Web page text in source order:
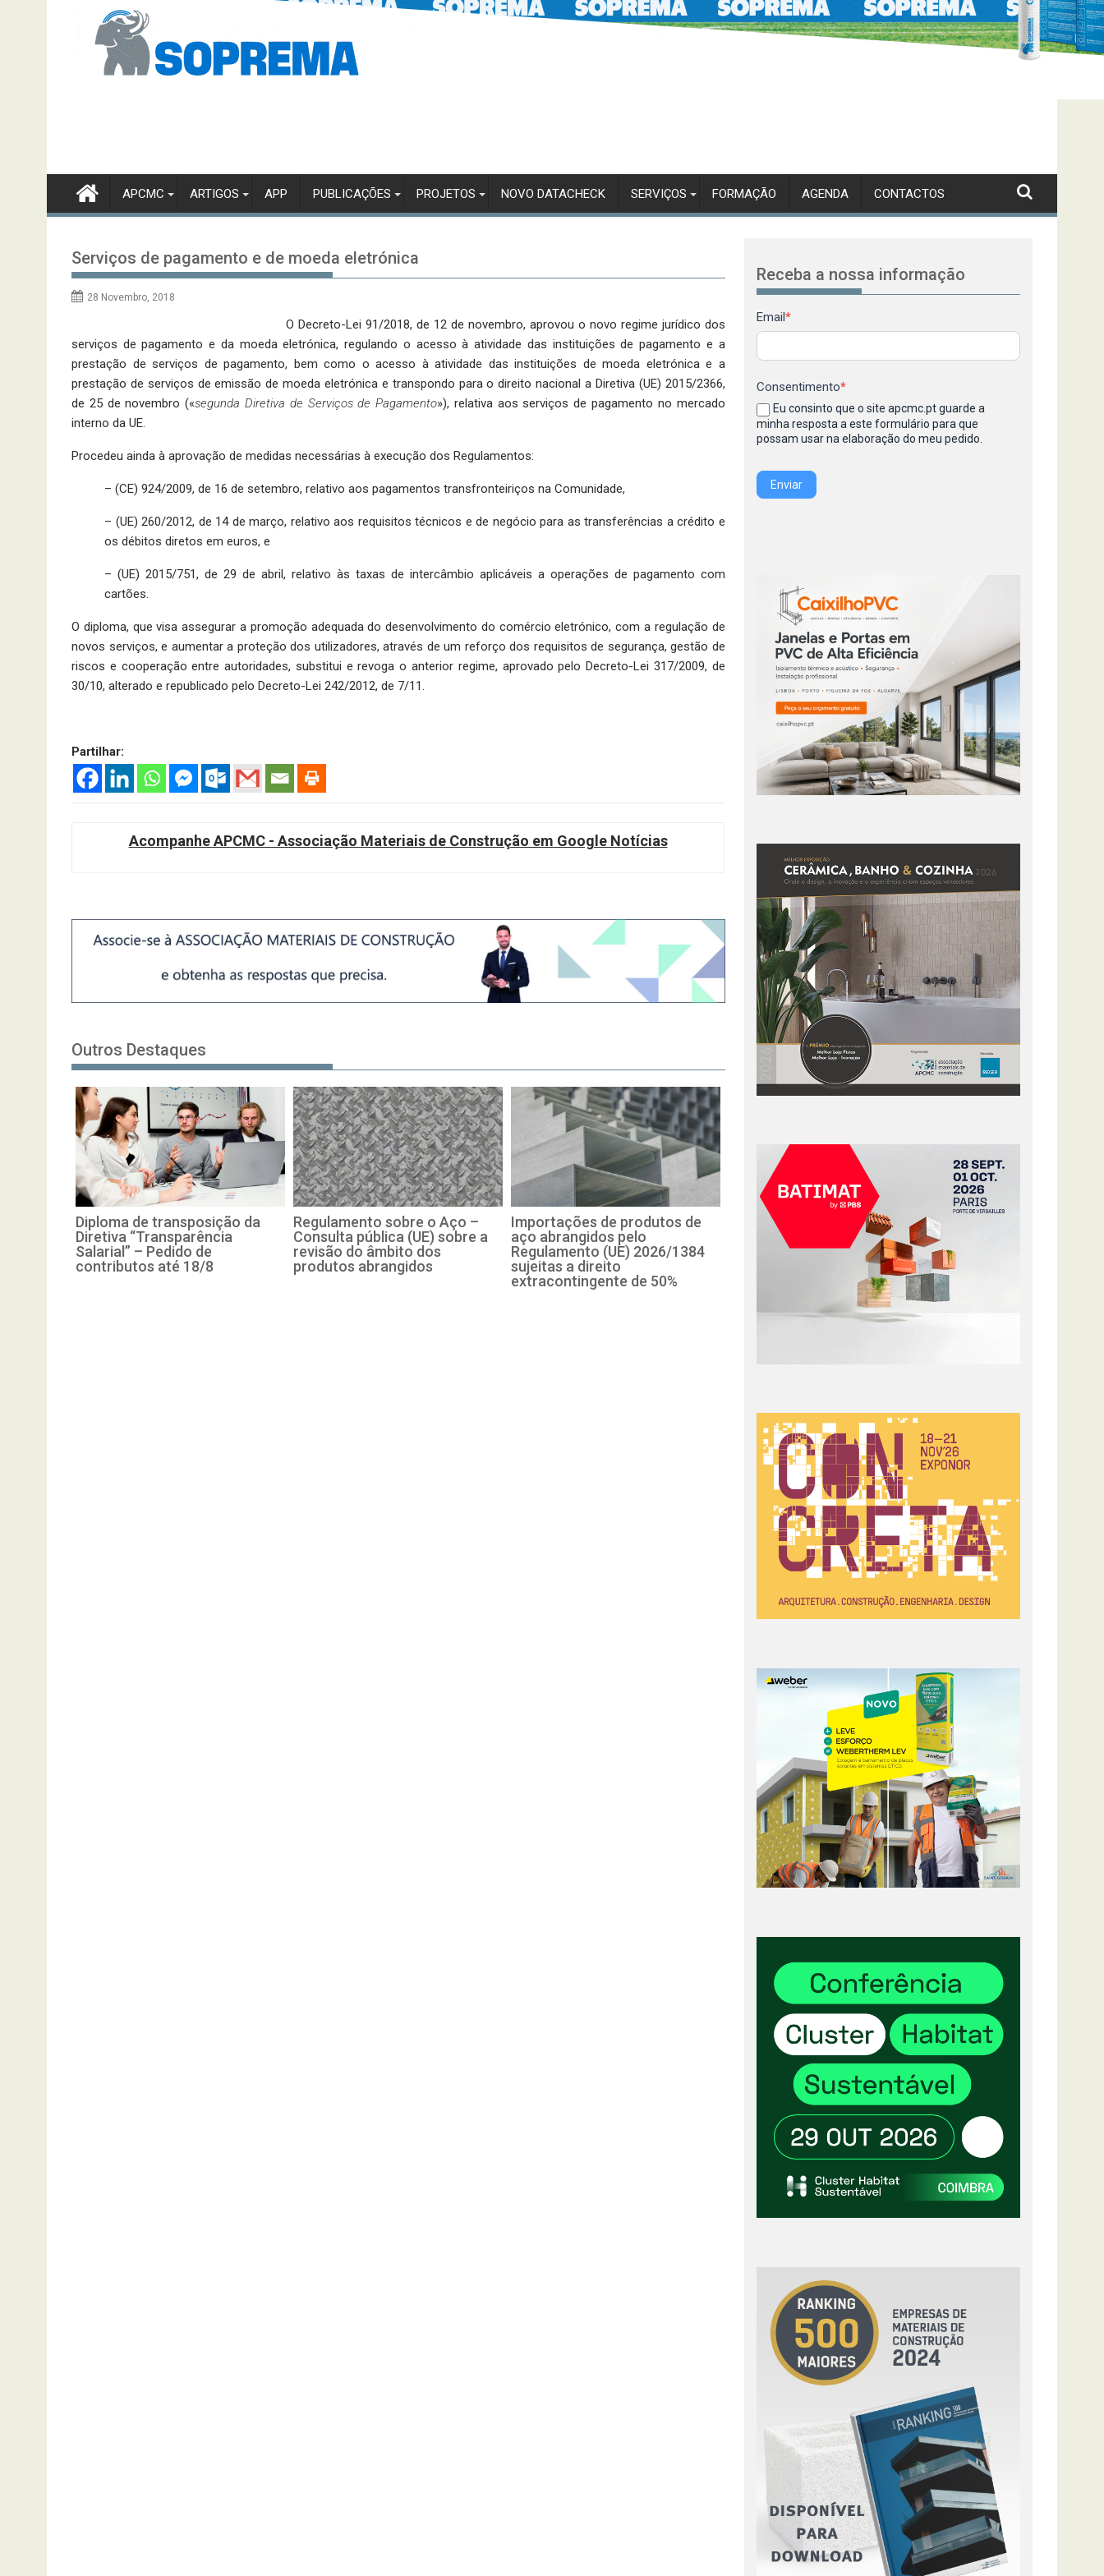
APCMC ARTIGOS APP PUBLICAÇÕES PROJETOS NOVO DATACHECK SERVIÇOS FORMAÇÃO AGENDA CONTACTOS
Serviços de pagamento e de moeda eletrónica
28 Novembro, 2018
O Decreto-Lei 91/2018, de 12 de novembro, aprovou o novo regime jurídico dos
serviços de pagamento e da moeda eletrónica, regulando o acesso à atividade das instituições de pagamento e a
prestação de serviços de pagamento, bem como o acesso à atividade das instituições de moeda eletrónica e a
prestação de serviços de emissão de moeda eletrónica e transpondo para o direito nacional a Diretiva (UE) 2015/2366,
de 25 de novembro («segunda Diretiva de Serviços de Pagamento»), relativa aos serviços de pagamento no mercado
interno da UE.
Procedeu ainda à aprovação de medidas necessárias à execução dos Regulamentos:
– (CE) 924/2009, de 16 de setembro, relativo aos pagamentos transfronteiriços na Comunidade,
– (UE) 260/2012, de 14 de março, relativo aos requisitos técnicos e de negócio para as transferências a crédito e
os débitos diretos em euros, e
– (UE) 2015/751, de 29 de abril, relativo às taxas de intercâmbio aplicáveis a operações de pagamento com
cartões.
O diploma, que visa assegurar a promoção adequada do desenvolvimento do comércio eletrónico, com a regulação de
novos serviços, e aumentar a proteção dos utilizadores, através de um reforço dos requisitos de segurança, gestão de
riscos e cooperação entre autoridades, substitui e revoga o anterior regime, aprovado pelo Decreto-Lei 317/2009, de
30/10, alterado e republicado pelo Decreto-Lei 242/2012, de 7/11.
Partilhar:
Acompanhe APCMC - Associação Materiais de Construção em Google Notícias
Outros Destaques
Diploma de transposição da
Diretiva “Transparência
Salarial” – Pedido de
contributos até 18/8
Regulamento sobre o Aço –
Consulta pública (UE) sobre a
revisão do âmbito dos
produtos abrangidos
Importações de produtos de
aço abrangidos pelo
Regulamento (UE) 2026/1384
sujeitas a direito
extracontingente de 50%
Receba a nossa informação
Newsletter
Email *
Consentimento*
Eu consinto que o site apcmc.pt guarde a
minha resposta a este formulário para que
possam usar na elaboração do meu pedido.
Enviar